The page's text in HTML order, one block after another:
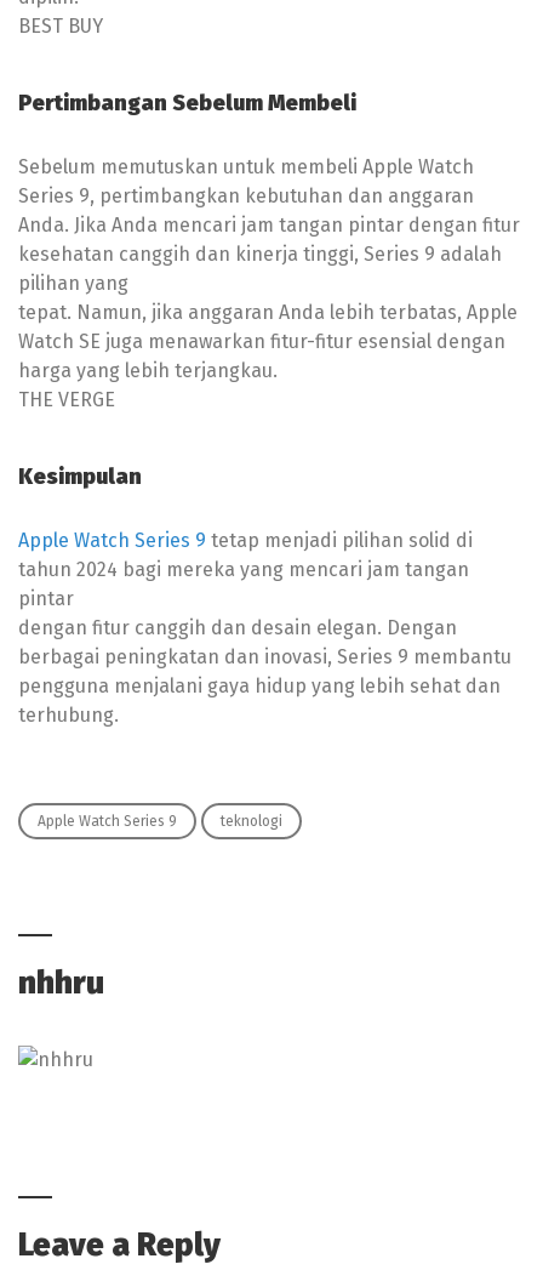
BEST BUY
Pertimbangan Sebelum Membeli
Sebelum memutuskan untuk membeli Apple Watch
Series 9, pertimbangkan kebutuhan dan anggaran
Anda. Jika Anda mencari jam tangan pintar dengan fitur
kesehatan canggih dan kinerja tinggi, Series 9 adalah
pilihan yang
tepat. Namun, jika anggaran Anda lebih terbatas, Apple
Watch SE juga menawarkan fitur-fitur esensial dengan
harga yang lebih terjangkau.
THE VERGE
Kesimpulan
Apple Watch Series 9 tetap menjadi pilihan solid di
tahun 2024 bagi mereka yang mencari jam tangan
pintar
dengan fitur canggih dan desain elegan. Dengan
berbagai peningkatan dan inovasi, Series 9 membantu
pengguna menjalani gaya hidup yang lebih sehat dan
terhubung.
Apple Watch Series 9 teknologi
nhhru
Leave a Reply